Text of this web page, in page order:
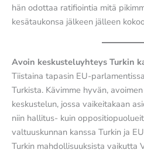
hän odottaa ratifiointia mitä
kesätaukonsa jälkeen jälleen
Avoin keskusteluyhteys Turkin
Tiistaina tapasin EU-
Turkista. Kävimme hyvän,
keskustelun, jossa vaikeitakaan
niin hallitus- kuin
valtuuskunnan kanssa Turkin ja
Turkin mahdollisuuksista vaikutta